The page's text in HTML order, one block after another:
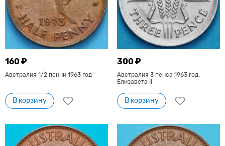
160 ₽
Австралия 1/2 пенни 1963 год
В корзину
300 ₽
Австралия 3 пенса 1963 год.
Елизавета II
В корзину